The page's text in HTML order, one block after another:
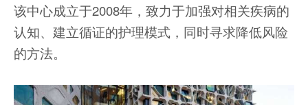
该中心成立于2008年，致力于加强对相关疾病的
认知、建立循证的护理模式，同时寻求降低风险
的方法。